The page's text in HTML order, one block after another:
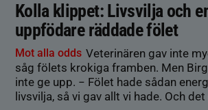
Kolla klippet: Livsvilja och
uppfödare räddade fölet
Mot alla odds Veterinären gav inte
såg fölets krokiga framben. Men
inte ge upp. − Fölet hade sådan
livsvilja, så vi gav allt vi hade. Och